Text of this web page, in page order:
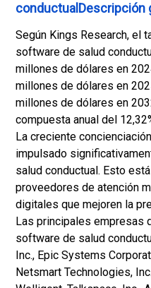
conductualDescripción
Según Kings Research, el
software de salud
millones de dólares en
millones de dólares en
millones de dólares en
compuesta anual del
La creciente
impulsado
salud conductual. Esto
proveedores de atención
digitales que mejoren la
Las principales empresas
software de salud
Inc., Epic Systems
Netsmart Technologies,